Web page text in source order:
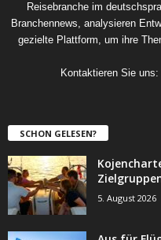
Reisebranche im
Branchennews, analysieren
gezielte Plattform, um ihre
Kontaktieren Sie uns:
SCHON GELESEN?
5. August 2026